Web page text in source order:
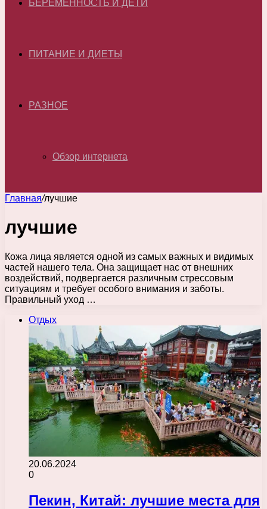
БЕРЕМЕННОСТЬ И ДЕТИ
ПИТАНИЕ И ДИЕТЫ
РАЗНОЕ
Обзор интернета
Главная/лучшие
лучшие
Кожа лица является одной из самых важных и видимых
частей нашего тела. Она защищает нас от внешних
воздействий, подвергается различным стрессовым
ситуациям и требует особого внимания и заботы.
Правильный уход …
Отдых
20.06.2024
0
Пекин, Китай: лучшие места для